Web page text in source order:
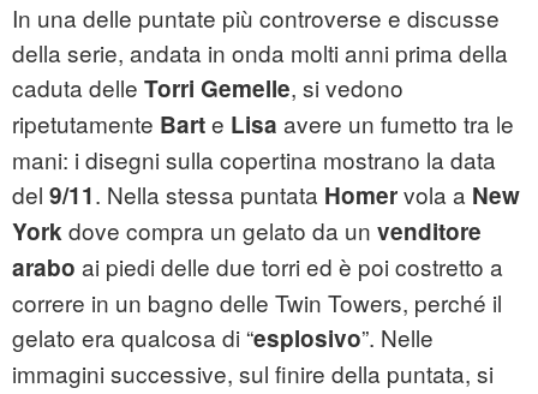
In una delle puntate più controverse e discusse
della serie, andata in onda molti anni prima della
caduta delle Torri Gemelle, si vedono
ripetutamente Barte Lisa avere un fumetto tra le
mani: i disegni sulla copertina mostrano la data
del 9/11. Nella stessa puntata Homervola a New
Yorkdove compra un gelato da un venditore
arabo ai piedi delle due torri ed è poi costretto a
correre in un bagno delle Twin Towers, perché il
gelato era qualcosa di “esplosivo”. Nelle
immagini successive, sul finire della puntata, si